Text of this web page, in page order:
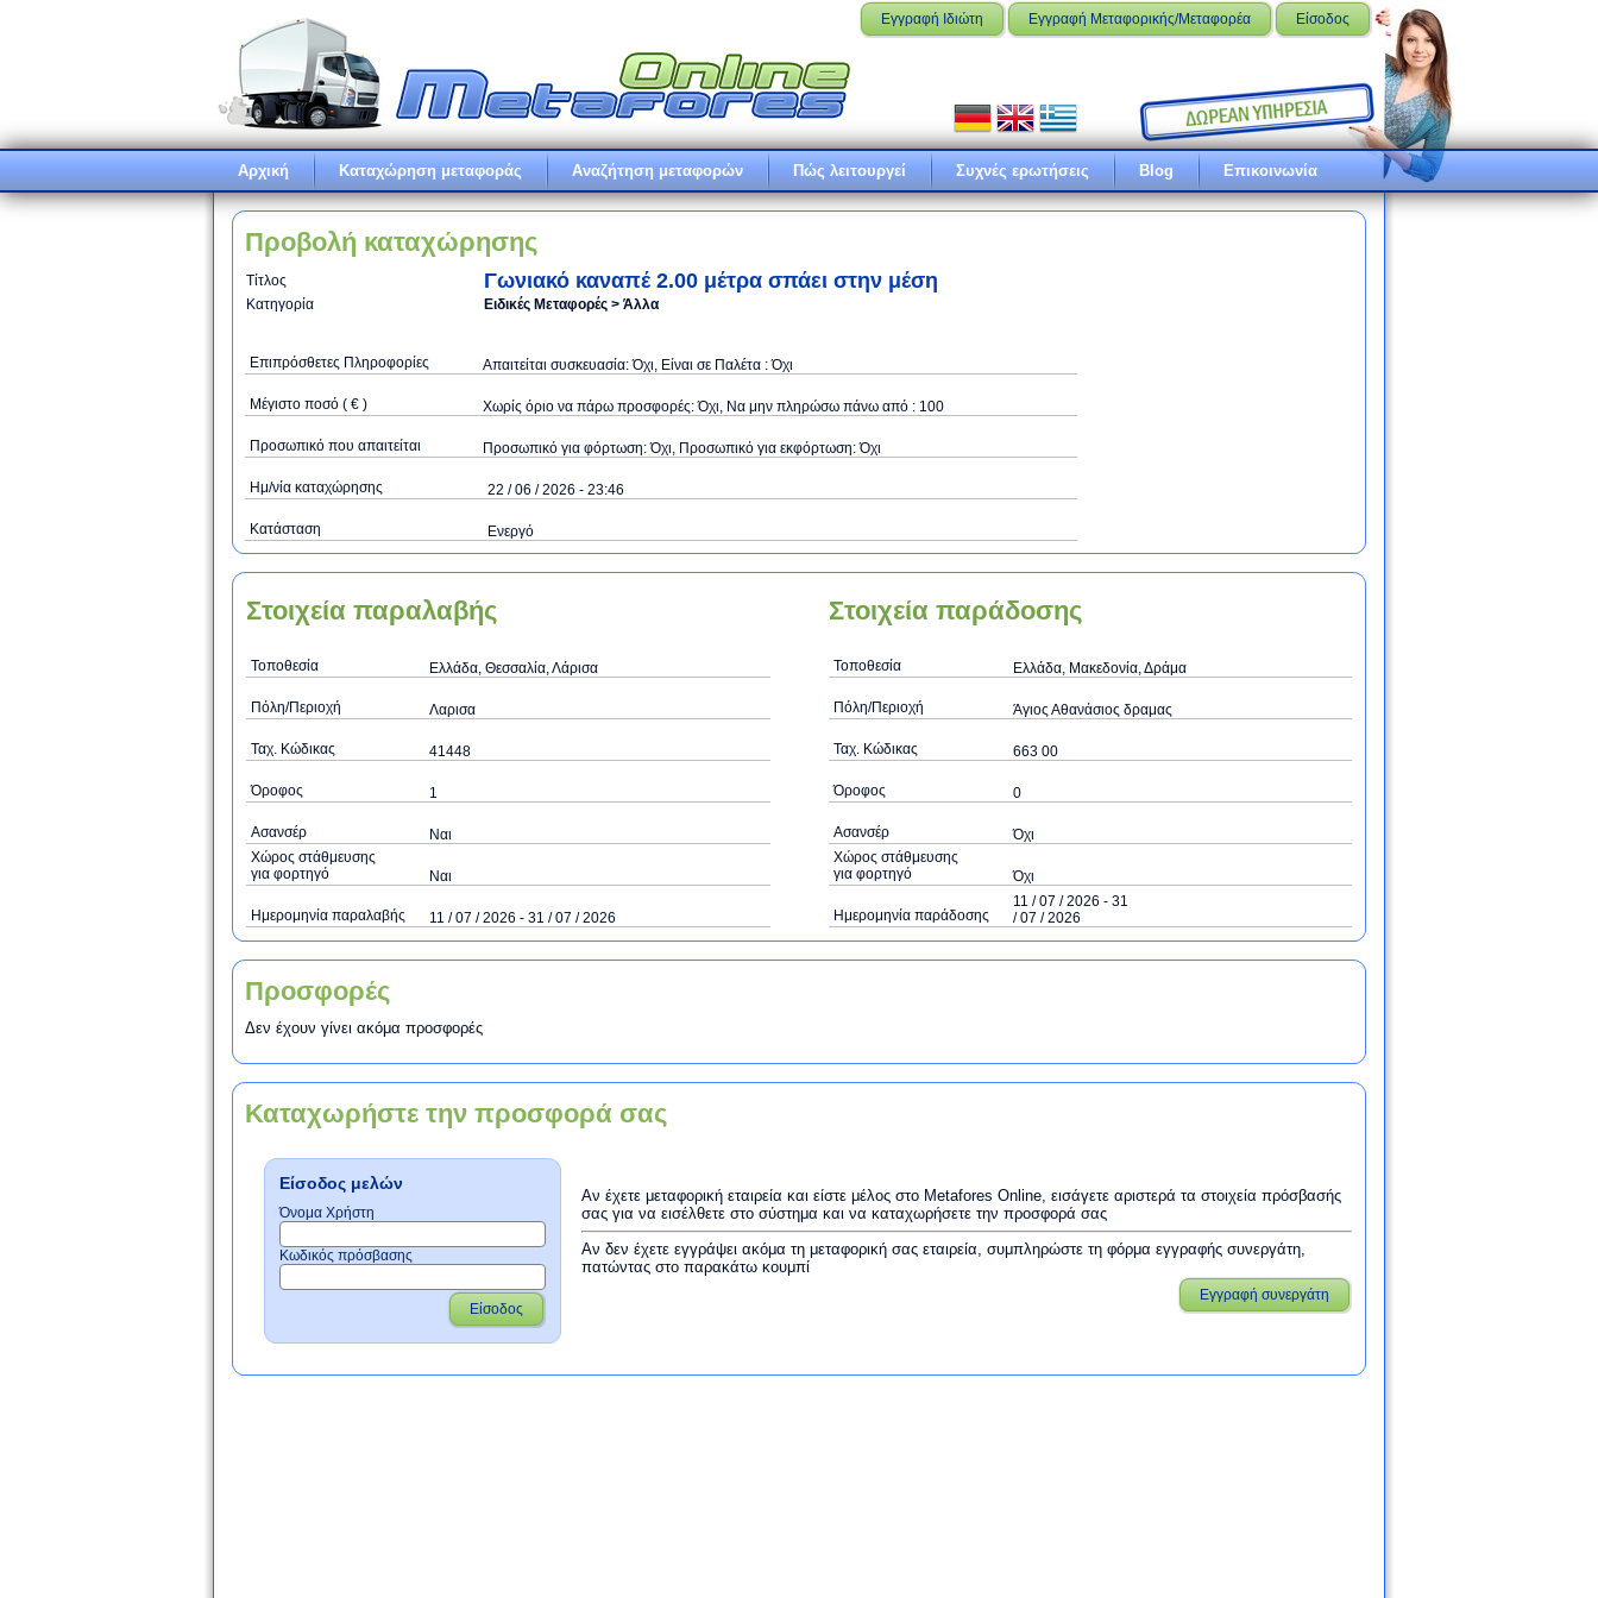
Εγγραφή Ιδιώτη Εγγραφή Μεταφορικής/Μεταφορέα Είσοδος
Αρχική Καταχώρηση μεταφοράς Αναζήτηση μεταφορών Πώς λειτουργεί Συχνές ερωτήσεις Blog Επικοινωνία
Προβολή καταχώρησης
Τίτλος Γωνιακό καναπέ 2.00 μέτρα σπάει στην μέση
Κατηγορία Ειδικές Μεταφορές > Άλλα
Επιπρόσθετες Πληροφορίες Απαιτείται συσκευασία: Όχι, Είναι σε Παλέτα : Όχι
Μέγιστο ποσό ( € ) Xωρίς όριο να πάρω προσφορές: Όχι, Να μην πληρώσω πάνω από : 100
Προσωπικό που απαιτείται Προσωπικό για φόρτωση: Όχι, Προσωπικό για εκφόρτωση: Όχι
Ημ/νία καταχώρησης 22 / 06 / 2026 - 23:46
Κατάσταση Ενεργό
Στοιχεία παραλαβής
Τοποθεσία Ελλάδα, Θεσσαλία, Λάρισα
Πόλη/Περιοχή Λαρισα
Ταχ. Κώδικας 41448
Όροφος 1
Ασανσέρ
Ναι
Χώρος στάθμευσης
για φορτηγό
Ναι
Ημερομηνία παραλαβής 11 / 07 / 2026 - 31 / 07 / 2026
Στοιχεία παράδοσης
Τοποθεσία Ελλάδα, Μακεδονία, Δράμα
Πόλη/Περιοχή Άγιος Αθανάσιος δραμας
Ταχ. Κώδικας 663 00
Όροφος 0
Ασανσέρ
Όχι
Χώρος στάθμευσης
για φορτηγό
Όχι
Ημερομηνία παράδοσης
11 / 07 / 2026 - 31
/ 07 / 2026
Προσφορές
Δεν έχουν γίνει ακόμα προσφορές
Καταχωρήστε την προσφορά σας
Είσοδος μελών
Όνομα Χρήστη
Κωδικός πρόσβασης
Είσοδος
Αν έχετε μεταφορική εταιρεία και είστε μέλος στο Metafores Online, εισάγετε αριστερά τα στοιχεία πρόσβασής
σας για να εισέλθετε στο σύστημα και να καταχωρήσετε την προσφορά σας
Αν δεν έχετε εγγράψει ακόμα τη μεταφορική σας εταιρεία, συμπληρώστε τη φόρμα εγγραφής συνεργάτη,
πατώντας στο παρακάτω κουμπί
Εγγραφή συνεργάτη